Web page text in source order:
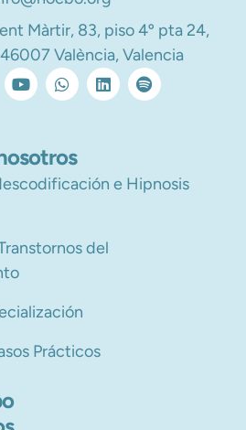
Màrtir, 83, piso 4º pta 24,
València, Valencia
e Hipnosis
del
Prácticos